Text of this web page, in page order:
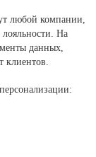
любой компании,
На
данных,
клиентов.